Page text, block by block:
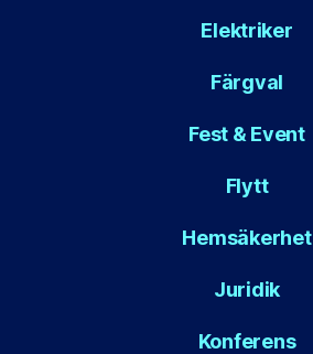
Elektriker
Färgval
Fest & Event
Flytt
Hemsäkerhet
Juridik
Konferens